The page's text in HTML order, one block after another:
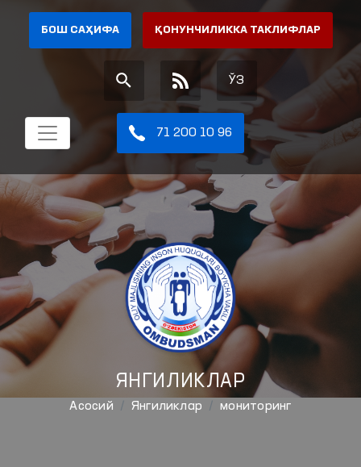
БОШ САҲИФА ҚОНУНЧИЛИККА ТАКЛИФЛАР
ЎЗ
71 200 10 96
ЯНГИЛИКЛАР
Aсосий Янгиликлар мониторинг